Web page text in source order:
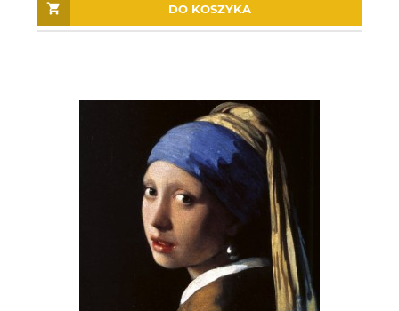
DO KOSZYKA